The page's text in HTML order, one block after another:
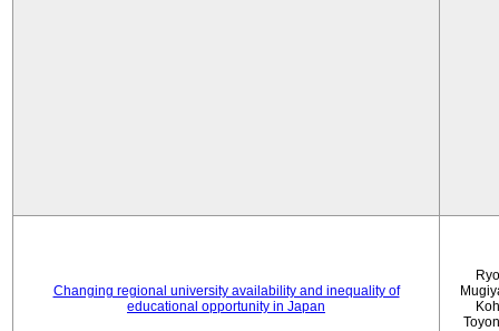
Changing regional university availability and inequality of
educational opportunity in Japan